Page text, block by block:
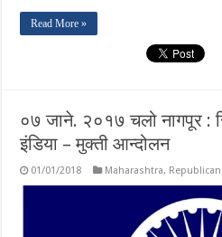
Read More »
०७ जाने. २०१७ चलो नागपूर :
इंडिया – मुक्ती आन्दोलन
01/01/2018 Maharashtra,